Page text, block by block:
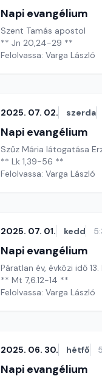
Napi evangélium
Szent Tamás apostol
** Jn 20,24-29 **
Felolvassa: Varga László
2025. 07. 02. szerda
Napi evangélium
Szűz Mária látogatása
** Lk 1,39-56 **
Felolvassa: Varga László
2025. 07. 01. kedd
Napi evangélium
Páratlan év, évközi idő
** Mt 7,6.12-14 **
Felolvassa: Varga László
2025. 06. 30. hétfő
Napi evangélium